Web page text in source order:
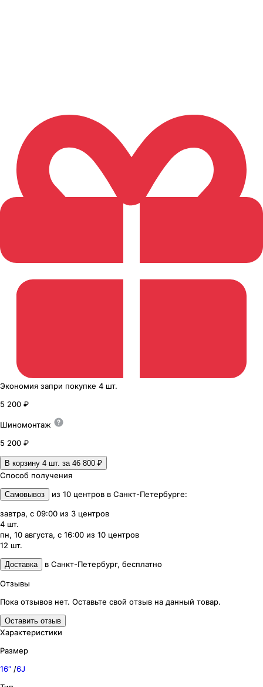
Экономия запри покупке 4 шт.
5 200 ₽
Шиномонтаж
5 200 ₽
В корзину 4 шт. за 46 800 ₽
Способ получения
Самовывоз из 10 центров в Санкт-Петербурге:
завтра, с 09:00 из 3 центров
4 шт.
пн, 10 августа, с 16:00 из 10 центров
12 шт.
Доставка в Санкт-Петербург, бесплатно
Отзывы
Пока отзывов нет. Оставьте свой отзыв на данный товар.
Оставить отзыв
Характеристики
Размер
16″ /6J